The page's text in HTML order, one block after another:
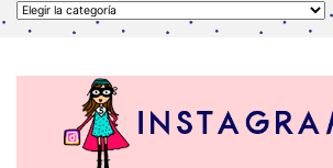
Categorías